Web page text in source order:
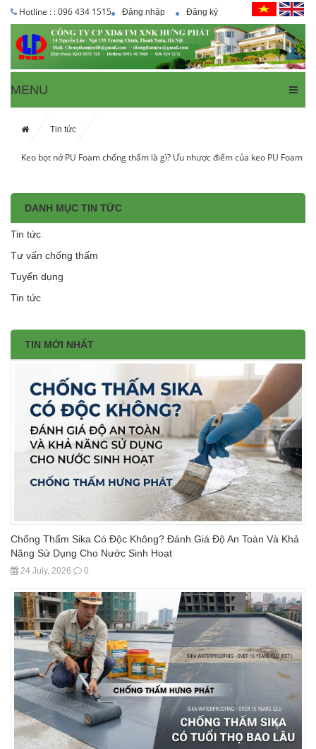
Hotline : : 096 434 1515 Đăng nhập Đăng ký
MENU
Tin tức
Keo bọt nở PU Foam chống thấm là gì? Ưu nhược điểm của keo PU Foam
DANH MỤC TIN TỨC
Tin tức
Tư vấn chống thấm
Tuyển dụng
Tin tức
TIN MỚI NHẤT
Chống Thấm Sika Có Độc Không? Đánh Giá Độ An Toàn Và Khả
Năng Sử Dụng Cho Nước Sinh Hoạt
24 July, 2026 0